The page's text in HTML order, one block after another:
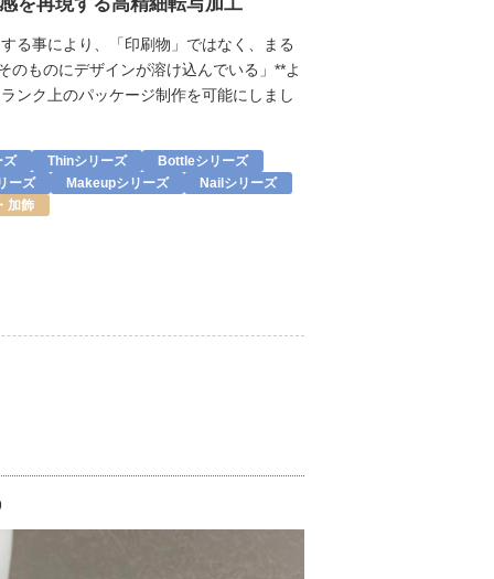
る事により、「印刷物」ではなく、まる
のものにデザインが溶け込んでいる」**よ
ンク上のパッケージ制作を可能にしまし
ズ Thinシリーズ
Bottleシリーズ
ーズ
Makeupシリーズ
Nailシリーズ
加飾